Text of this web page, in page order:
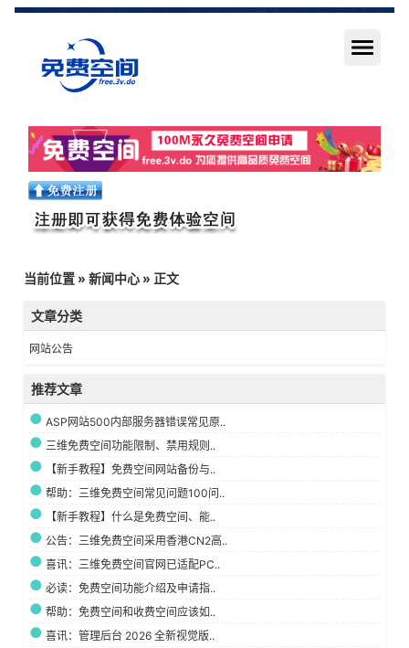
当前位置 » 新闻中心 » 正文
文章分类
网站公告
推荐文章
ASP网站500内部服务器错误常见原..
三维免费空间功能限制、禁用规则..
【新手教程】免费空间网站备份与..
帮助：三维免费空间常见问题100问..
【新手教程】什么是免费空间、能..
公告：三维免费空间采用香港CN2高..
喜讯：三维免费空间官网已适配PC..
必读：免费空间功能介绍及申请指..
帮助：免费空间和收费空间应该如..
喜讯：管理后台 2026 全新视觉版..